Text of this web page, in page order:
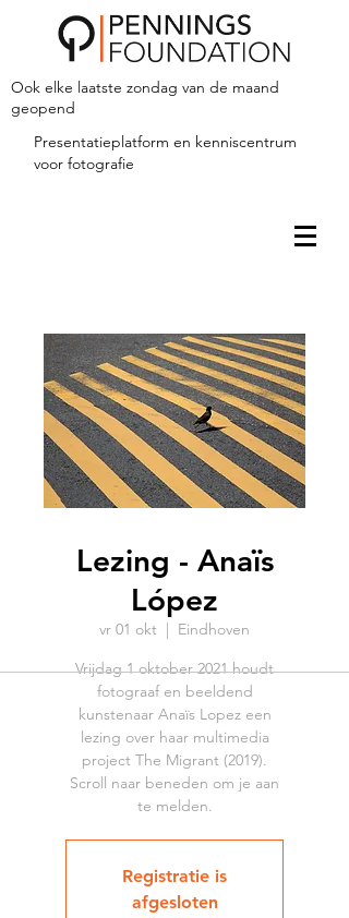
Ook elke laatste zondag van de maand
geopend
Presentatieplatform en kenniscentrum
voor fotografie
Lezing - Anaïs
López
vr 01 okt
  |
Eindhoven
Vrijdag 1 oktober 2021 houdt
fotograaf en beeldend
kunstenaar Anaïs Lopez een
lezing over haar multimedia
project The Migrant (2019).
Scroll naar beneden om je aan
te melden.
Registratie is
afgesloten